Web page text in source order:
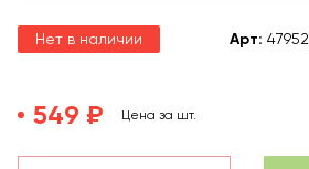
Нет в наличии Арт: 47952
549 ₽ Цена за шт.